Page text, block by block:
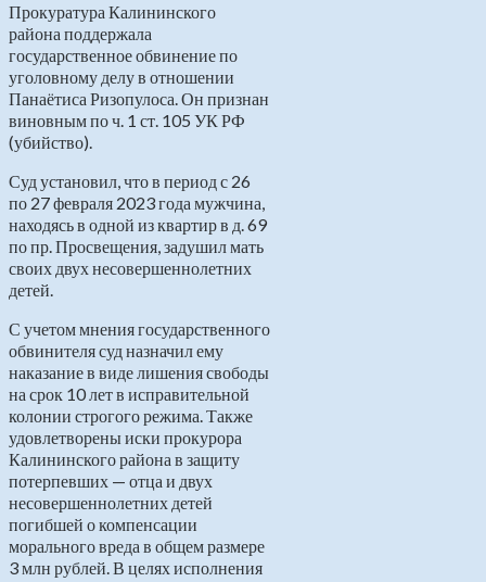
Прокуратура Калининского
района поддержала
государственное обвинение по
уголовному делу в отношении
Панаётиса Ризопулоса. Он признан
виновным по ч. 1 ст. 105 УК РФ
(убийство).
Суд установил, что в период с 26
по 27 февраля 2023 года мужчина,
находясь в одной из квартир в д. 69
по пр. Просвещения, задушил мать
своих двух несовершеннолетних
детей.
С учетом мнения государственного
обвинителя суд назначил ему
наказание в виде лишения свободы
на срок 10 лет в исправительной
колонии строгого режима. Также
удовлетворены иски прокурора
Калининского района в защиту
потерпевших — отца и двух
несовершеннолетних детей
погибшей о компенсации
морального вреда в общем размере
3 млн рублей. В целях исполнения